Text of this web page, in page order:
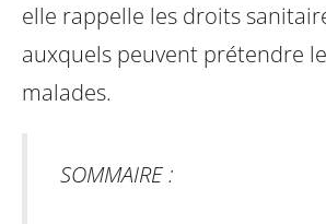
elle rappelle les droits
auxquels peuvent prétendre
malades.
SOMMAIRE :